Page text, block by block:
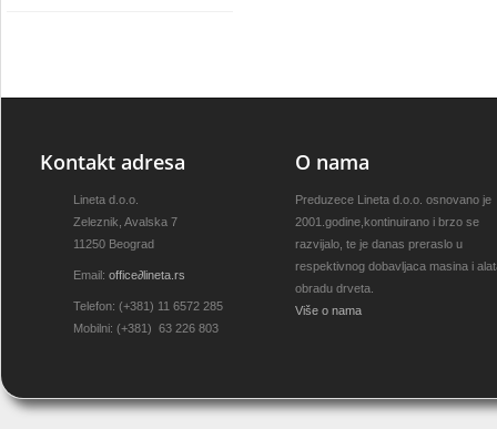
Kontakt adresa
Lineta d.o.o.
Zeleznik, Avalska 7
11250 Beograd
Email: office∂lineta.rs
Telefon: (+381) 11 6572 285
Mobilni: (+381) 63 226 803
O nama
Preduzece Lineta d.o.o. osnovano je
2001.godine,kontinuirano i brzo se
razvijalo, te je danas preraslo u
respektivnog dobavljaca masina i
obradu drveta.
Više o nama